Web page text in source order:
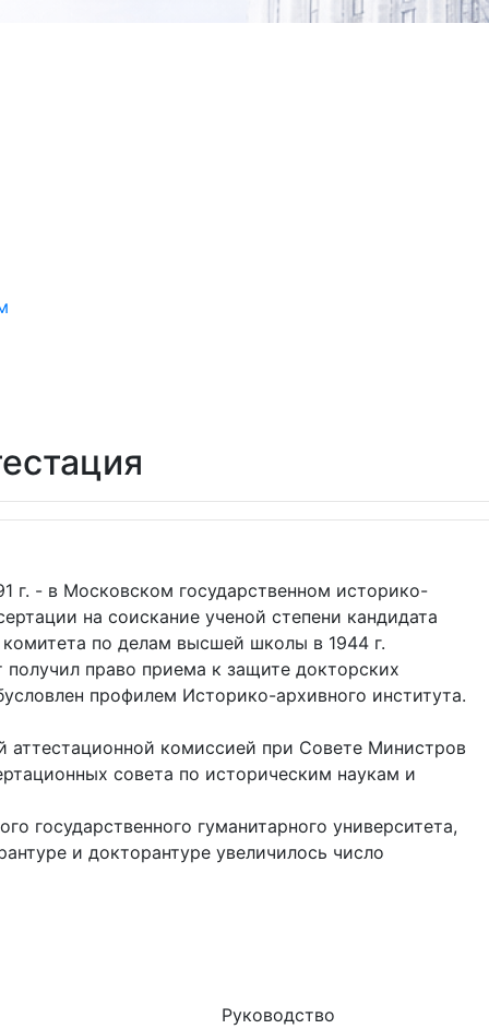
г. - в Московском государственном историко-
на соискание ученой степени кандидата
по делам высшей школы в 1944 г.
право приема к защите докторских
профилем Историко-архивного института.
комиссией при Совете Министров
совета по историческим наукам и
государственного гуманитарного университета,
и докторантуре увеличилось число
Руководство